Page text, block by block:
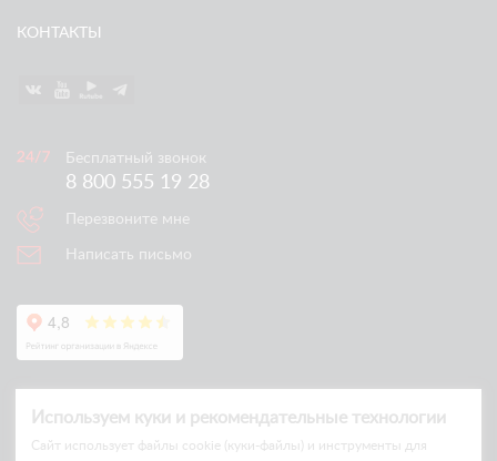
КОНТАКТЫ
Бесплатный звонок
8 800 555 19 28
Перезвоните мне
Написать письмо
Используем куки и рекомендательные технологии
Cайт использует файлы cookie (куки-файлы) и инструменты для